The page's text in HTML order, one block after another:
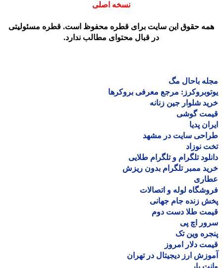
نسخه اصلی
حقوق این سایت برای قطره محفوظ است. قطره مسئولیتی
در قبال محتوای مطالب ندارد.
باحال مگ
مرجع معرفی بروکرها
شلوار جین زنانه
گوشی
پدیا
سایت در مشهد
نوزاد
تلگرام و تلگرام طلایی
ممبر تلگرام بدون ریزش
لوله و اتصالات
زنده جام جهانی
طلا دست دوم
اچ پی
وین تک
دلار امروز
ارز دیجیتال در تهران